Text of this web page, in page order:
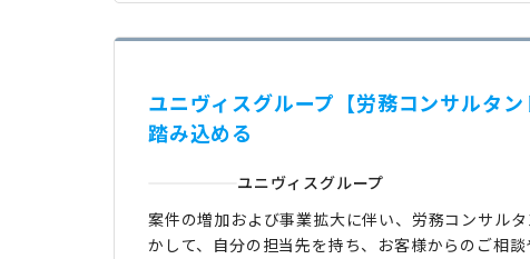
ユニヴィスグループ【労務コンサルタ
踏み込める
ユニヴィスグループ
案件の増加および事業拡大に伴い、労務コンサル
かして、自分の担当先を持ち、お客様からのご